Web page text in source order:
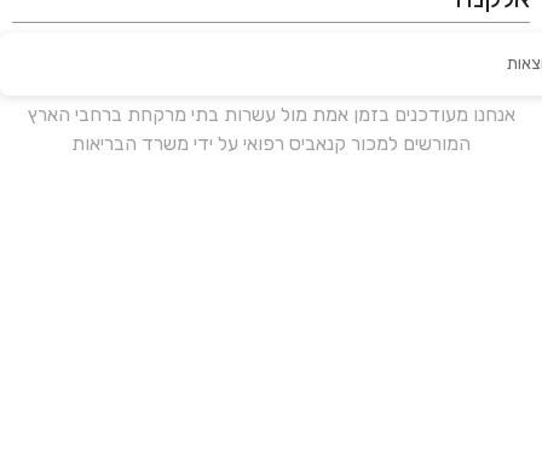
אנחנו מעודכנים בזמן אמת מול עשרות בתי מרקחת ברחבי הארץ
המורשים למכור קנאביס רפואי על ידי משרד הבריאות